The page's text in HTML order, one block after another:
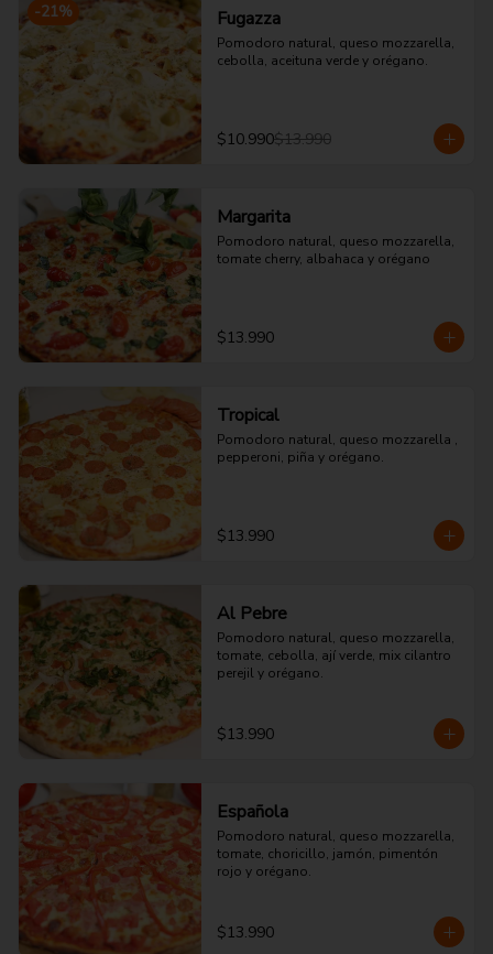
-21% Fugazza
Pomodoro natural, queso mozzarella,
cebolla, aceituna verde y orégano.
$10.990$13.990
Margarita
Pomodoro natural, queso mozzarella,
tomate cherry, albahaca y orégano
$13.990
Tropical
Pomodoro natural, queso mozzarella ,
pepperoni, piña y orégano.
$13.990
Al Pebre
Pomodoro natural, queso mozzarella,
tomate, cebolla, ají verde, mix cilantro
perejil y orégano.
$13.990
Española
Pomodoro natural, queso mozzarella,
tomate, choricillo, jamón, pimentón
rojo y orégano.
$13.990